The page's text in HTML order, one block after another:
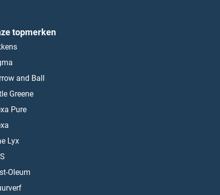
topmerken
and Ball
Greene
Pure
Lyx
Oleum